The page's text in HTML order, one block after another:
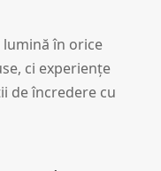
în orice
ci experiențe
de încredere cu